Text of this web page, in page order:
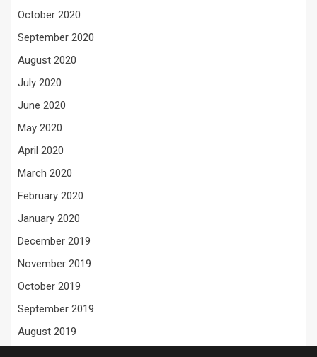
October 2020
September 2020
August 2020
July 2020
June 2020
May 2020
April 2020
March 2020
February 2020
January 2020
December 2019
November 2019
October 2019
September 2019
August 2019